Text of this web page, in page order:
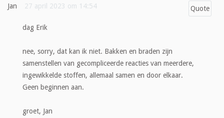
Jan 27 april 2023 om 14:54 Quote
dag Erik
nee, sorry, dat kan ik niet. Bakken en braden zijn
samenstellen van gecompliceerde reacties van meerdere,
ingewikkelde stoffen, allemaal samen en door elkaar.
Geen beginnen aan.
groet, Jan